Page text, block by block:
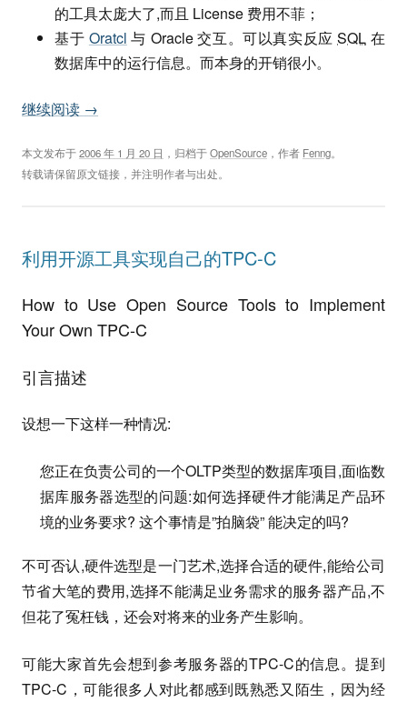
的工具太庞大了,而且 License 费用不菲；
基于 Oratcl 与 Oracle 交互。可以真实反应SQL 在
数据库中的运行信息。而本身的开销很小。
继续阅读 →
本文发布于2006 年 1 月 20 日 ，归档于OpenSource ，作者 Fenng。
转载请保留原文链接，并注明作者与出处。
利用开源工具实现自己的TPC-C
How to Use Open Source Tools to Implement
Your Own TPC-C
引言描述
设想一下这样一种情况:
您正在负责公司的一个OLTP类型的数据库项目,面临数
据库服务器选型的问题:如何选择硬件才能满足产品环
境的业务要求? 这个事情是”拍脑袋” 能决定的吗?
不可否认,硬件选型是一门艺术,选择合适的硬件,能给公司
节省大笔的费用,选择不能满足业务需求的服务器产品,不
但花了冤枉钱，还会对将来的业务产生影响。
可能大家首先会想到参考服务器的TPC-C的信息。提到
TPC-C，可能很多人对此都感到既熟悉又陌生，因为经